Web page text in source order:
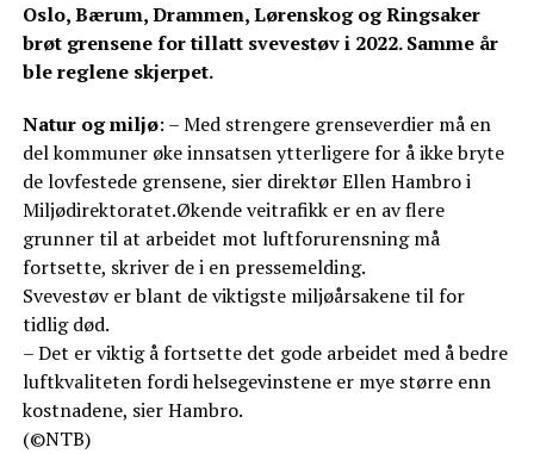
Oslo, Bærum, Drammen, Lørenskog og Ringsaker
brøt grensene for tillatt svevestøv i 2022. Samme år
ble reglene skjerpet.
Natur og miljø: – Med strengere grenseverdier må en
del kommuner øke innsatsen ytterligere for å ikke bryte
de lovfestede grensene, sier direktør Ellen Hambro i
Miljødirektoratet.Økende veitrafikk er en av flere
grunner til at arbeidet mot luftforurensning må
fortsette, skriver de i en pressemelding.
Svevestøv er blant de viktigste miljøårsakene til for
tidlig død.
– Det er viktig å fortsette det gode arbeidet med å bedre
luftkvaliteten fordi helsegevinstene er mye større enn
kostnadene, sier Hambro.
(©NTB)